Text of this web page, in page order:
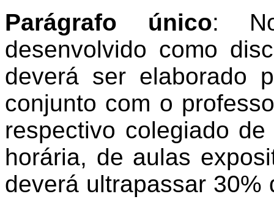
Parágrafo único:
desenvolvido como
deverá ser elaborado
conjunto com o
respectivo colegiado
horária, de aulas
deverá ultrapassar